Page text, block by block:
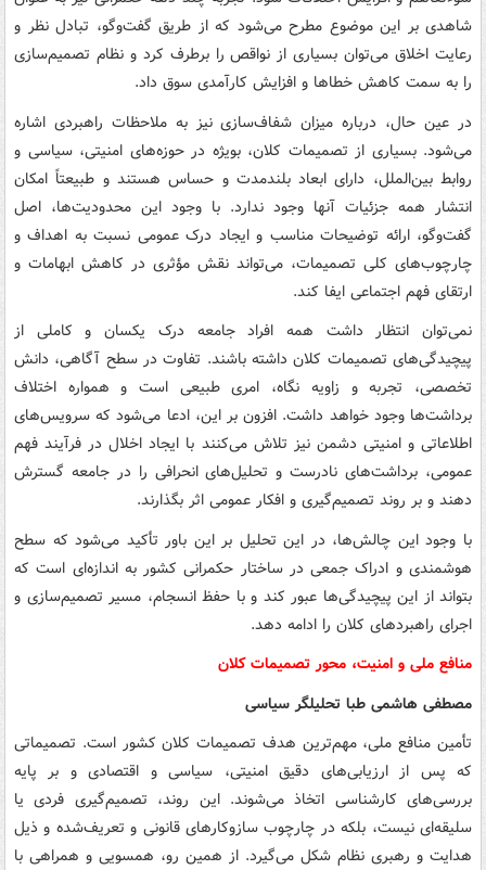
شاهدی بر این موضوع مطرح می‌شود که از طریق گفت‌وگو، تبادل نظر و
رعایت اخلاق می‌توان بسیاری از نواقص را برطرف کرد و نظام تصمیم‌سازی
را به سمت کاهش خطاها و افزایش کارآمدی سوق داد.
در عین حال، درباره میزان شفاف‌سازی نیز به ملاحظات راهبردی اشاره
می‌شود. بسیاری از تصمیمات کلان، بویژه در حوزه‌های امنیتی، سیاسی و
روابط بین‌الملل، دارای ابعاد بلندمدت و حساس هستند و طبیعتاً امکان
انتشار همه جزئیات آنها وجود ندارد. با وجود این محدودیت‌ها، اصل
گفت‌وگو، ارائه توضیحات مناسب و ایجاد درک عمومی نسبت به اهداف و
چارچوب‌های کلی تصمیمات، می‌تواند نقش مؤثری در کاهش ابهامات و
ارتقای فهم اجتماعی ایفا کند.
نمی‌توان انتظار داشت همه افراد جامعه درک یکسان و کاملی از
پیچیدگی‌های تصمیمات کلان داشته باشند. تفاوت در سطح آگاهی، دانش
تخصصی، تجربه و زاویه نگاه، امری طبیعی است و همواره اختلاف
برداشت‌ها وجود خواهد داشت. افزون بر این، ادعا می‌شود که سرویس‌های
اطلاعاتی و امنیتی دشمن نیز تلاش می‌کنند با ایجاد اخلال در فرآیند فهم
عمومی، برداشت‌های نادرست و تحلیل‌های انحرافی را در جامعه گسترش
دهند و بر روند تصمیم‌گیری و افکار عمومی اثر بگذارند.
با وجود این چالش‌ها، در این تحلیل بر این باور تأکید می‌شود که سطح
هوشمندی و ادراک جمعی در ساختار حکمرانی کشور به اندازه‌ای است که
بتواند از این پیچیدگی‌ها عبور کند و با حفظ انسجام، مسیر تصمیم‌سازی و
اجرای راهبردهای کلان را ادامه دهد.
منافع ملی و امنیت، محور تصمیمات کلان
مصطفی هاشمی طبا تحلیلگر سیاسی
تأمین منافع ملی، مهم‌ترین هدف تصمیمات کلان کشور است. تصمیماتی
که پس از ارزیابی‌های دقیق امنیتی، سیاسی و اقتصادی و بر پایه
بررسی‌های کارشناسی اتخاذ می‌شوند. این روند، تصمیم‌گیری فردی یا
سلیقه‌ای نیست، بلکه در چارچوب سازوکارهای قانونی و تعریف‌شده و ذیل
هدایت و رهبری نظام شکل می‌گیرد. از همین رو، همسویی و همراهی با